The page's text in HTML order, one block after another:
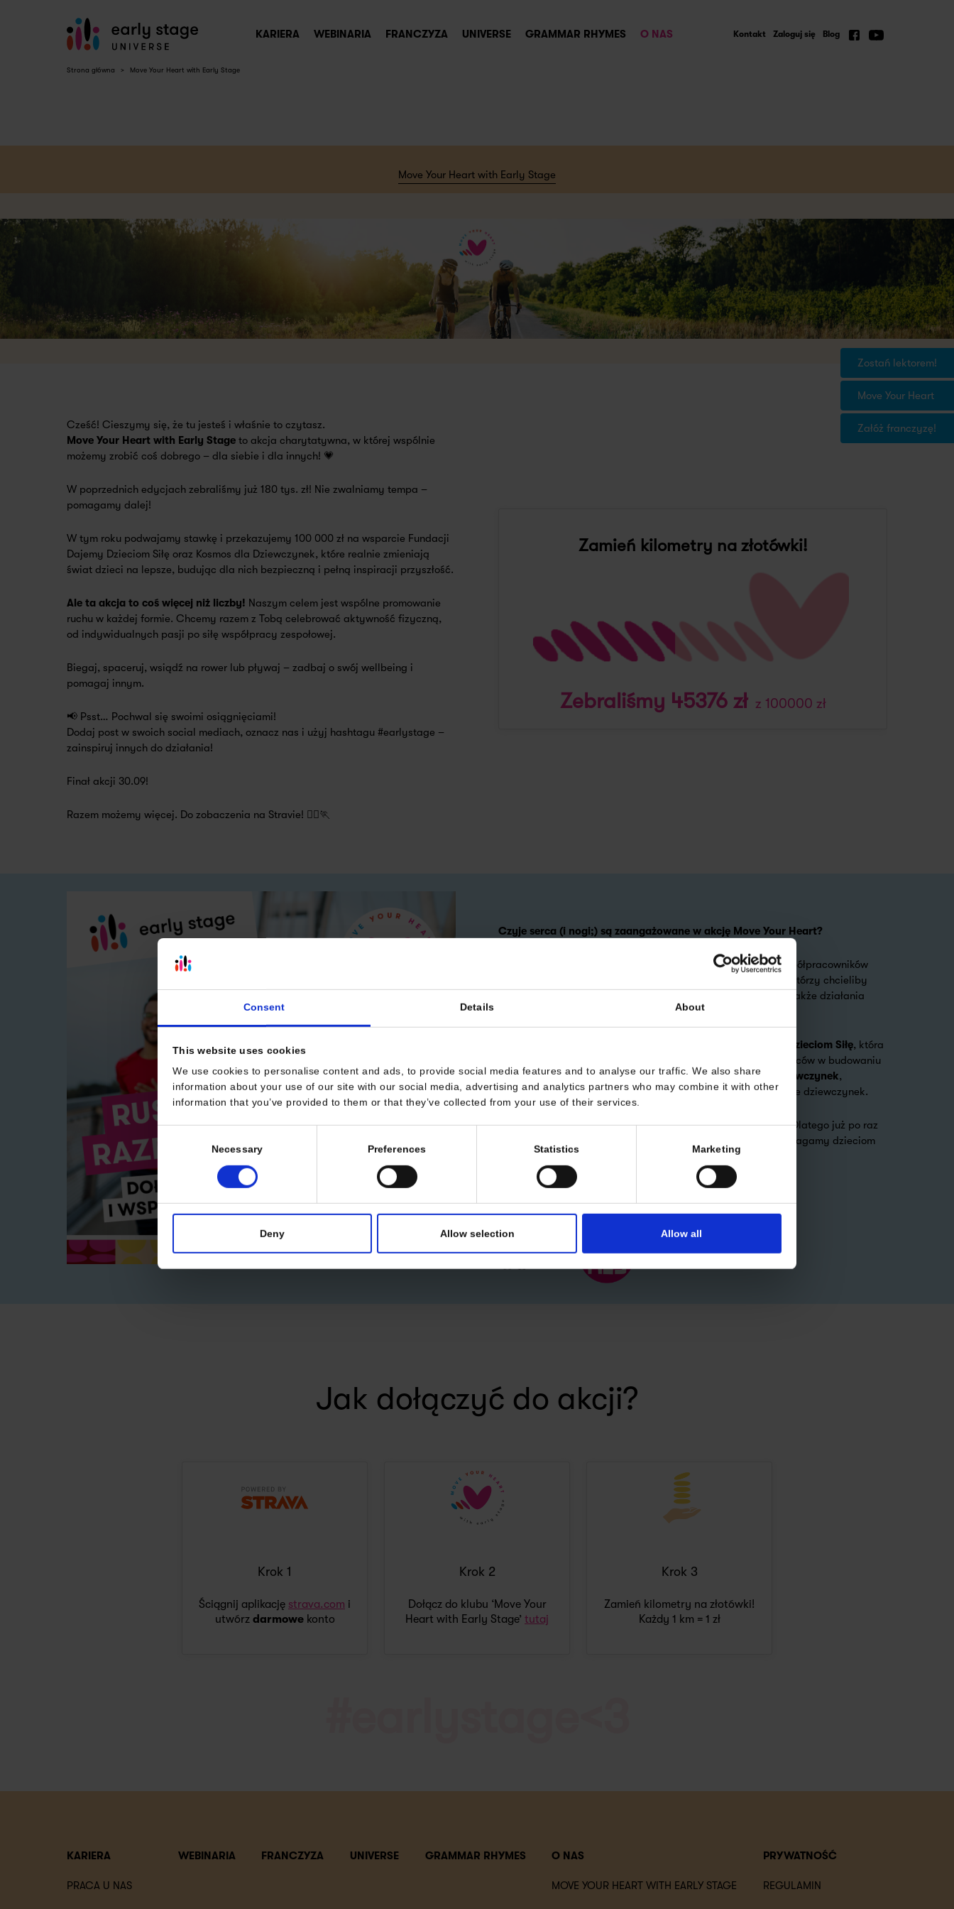
Consent Details About
This website uses cookies
We use cookies to personalise content and ads, to provide social media features and to analyse our traffic. We also share
information about your use of our site with our social media, advertising and analytics partners who may combine it with other
information that you’ve provided to them or that they’ve collected from your use of their services.
Necessary Preferences Statistics Marketing
Deny Allow selection Allow all
KARIERA WEBINARIA FRANCZYZA UNIVERSE GRAMMAR RHYMES O NAS
Zostań lektorem!
Move Your Heart
Załóż franczyzę!
Kontakt Zaloguj się Blog
Strona główna > Move Your Heart with Early Stage
Move Your Heart with Early Stage
Cześć! Cieszymy się, że tu jesteś i właśnie to czytasz.
Move Your Heart with Early Stage to akcja charytatywna, w której wspólnie
możemy zrobić coś dobrego – dla siebie i dla innych! 💗
W poprzednich edycjach zebraliśmy już 180 tys. zł! Nie zwalniamy tempa –
pomagamy dalej!
W tym roku podwajamy stawkę i przekazujemy 100 000 zł na wsparcie Fundacji
Dajemy Dzieciom Siłę oraz Kosmos dla Dziewczynek, które realnie zmieniają
świat dzieci na lepsze, budując dla nich bezpieczną i pełną inspiracji przyszłość.
Ale ta akcja to coś więcej niż liczby! Naszym celem jest wspólne promowanie
ruchu w każdej formie. Chcemy razem z Tobą celebrować aktywność fizyczną,
od indywidualnych pasji po siłę współpracy zespołowej.
Biegaj, spaceruj, wsiądź na rower lub pływaj – zadbaj o swój wellbeing i
pomagaj innym.
📢 Psst… Pochwal się swoimi osiągnięciami!
Dodaj post w swoich social mediach, oznacz nas i użyj hashtagu #earlystage –
zainspiruj innych do działania!
Finał akcji 30.09!
Razem możemy więcej. Do zobaczenia na Stravie! 🏃‍♀️🏃
Zamień kilometry na złotówki!
Zebraliśmy 45376 zł z 100000 zł
Czyje serca (i nogi;) są zaangażowane w akcję Move Your Heart?
Nasza akcja charytatywna jest skierowana do wszystkich współpracowników
Early Stage, nauczycieli, a także sympatyków naszej szkoły, którzy chcieliby
poprzez ruch zadbać o swój wellbeing i przy okazji wesprzeć także działania
Fundację Dajemy Dzieciom Siłę, która
pomaga dzieciom doświadczającym przemocy i wspiera rodziców w budowaniu
relacji opartych na szacunku, orazFundację Kosmos dla Dziewczynek,
wzmacniającą poczucie sprawczości, odwagi i pewności siebie dziewczynek.
Wierzymy, że małe kroki mogą prowadzić do wielkich zmian. Dlatego już po raz
piąty łączymy siły, dbamy o własny wellbeing i wspólnie pomagamy dzieciom
oraz młodzieży rozwijać skrzydła 🪽
https://centrapomocydzieciom.fdds.pl/
Zróbmy razem coś dobrego – dla siebie i dla innych ❤️
Jak dołączyć do akcji?
Krok 1
Ściągnij aplikację strava.com i
utwórz darmowekonto
Krok 2
Dołącz do klubu ‘Move Your
Heart with Early Stage’ tutaj
Krok 3
Zamień kilometry na złotówki!
Każdy 1 km = 1 zł
KARIERA
PRACA U NAS
WEBINARIA FRANCZYZA UNIVERSE GRAMMAR RHYMES O NAS
MOVE YOUR HEART WITH EARLY STAGE
PRYWATNOŚĆ
REGULAMIN